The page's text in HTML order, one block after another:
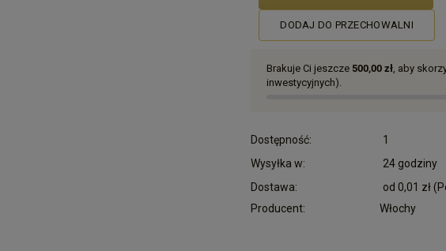
DODAJ DO PRZECHOWALNI
Brakuje Ci jeszcze 500,00 zł , aby
inwestycyjnych).
Dostępność:
1
Wysyłka w:
24 godziny
Dostawa:
od 0,01 zł
Producent: Włochy